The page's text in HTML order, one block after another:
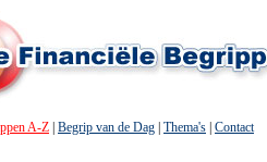
A-Z Begrip van de Dag Thema's Contact